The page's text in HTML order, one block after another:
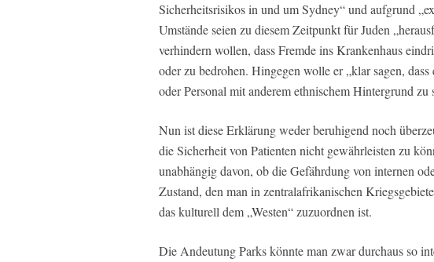
Sicherheitsrisikos in und um Sydney“ und aufgrund
Umstände seien zu diesem Zeitpunkt für Juden
verhindern wollen, dass Fremde ins Krankenhaus
oder zu bedrohen. Hingegen wolle er „klar sagen,
oder Personal mit anderem ethnischem Hintergrund zu
Nun ist diese Erklärung weder beruhigend noch
die Sicherheit von Patienten nicht gewährleisten zu
unabhängig davon, ob die Gefährdung von internen
Zustand, den man in zentralafrikanischen
das kulturell dem „Westen“ zuzuordnen ist.
Die Andeutung Parks könnte man zwar durchaus so